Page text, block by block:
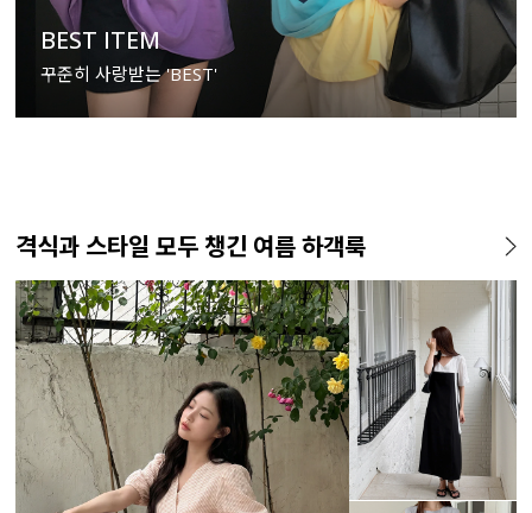
BEST ITEM
꾸준히 사랑받는 'BEST'
격식과 스타일 모두 챙긴 여름 하객룩